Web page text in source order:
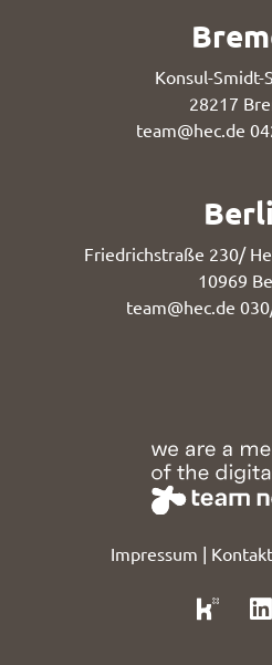
Konsul-Smidt-
28217
team@hec.de
Friedrichstraße 230/
10969
team@hec.de
Impressum Kontakt